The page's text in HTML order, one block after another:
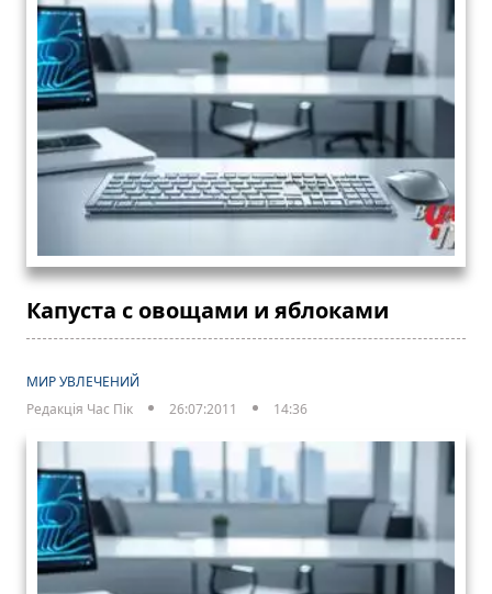
Капуста с овощами и яблоками
МИР УВЛЕЧЕНИЙ
Редакція Час Пік
26:07:2011 14:36